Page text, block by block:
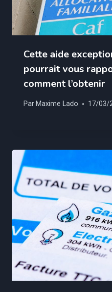
Cette aide
pourrait vous
comment l’obtenir
Par Maxime Lado 17/03/